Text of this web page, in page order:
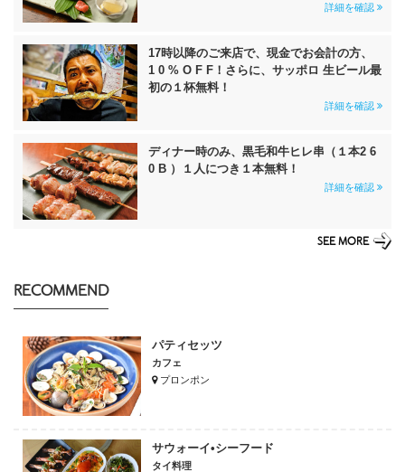
詳細を確認
17時以降のご来店で、現金でお会計の方、
1 0 % O F F！さらに、サッポロ 生ビール最
初の１杯無料！
詳細を確認
ディナー時のみ、黒毛和牛ヒレ串（１本2 6
0 B ）１人につき１本無料！
詳細を確認
SEE MORE
RECOMMEND
パティセッツ
カフェ
プロンポン
サウォーイ•シーフード
タイ料理